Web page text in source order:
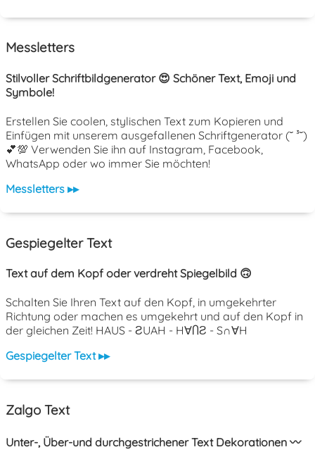
Messletters
Stilvoller Schriftbildgenerator 😍 Schöner Text, Emoji und
Symbole!
Erstellen Sie coolen, stylischen Text zum Kopieren und
Einfügen mit unserem ausgefallenen Schriftgenerator (˘ ³˘)
💕💯 Verwenden Sie ihn auf Instagram, Facebook,
WhatsApp oder wo immer Sie möchten!
Messletters ▸▸
Gespiegelter Text
Text auf dem Kopf oder verdreht Spiegelbild 🙃
Schalten Sie Ihren Text auf den Kopf, in umgekehrter
Richtung oder machen es umgekehrt und auf den Kopf in
der gleichen Zeit! HAUS - ƧUAH - H∀ႶƧ - S∩∀H
Gespiegelter Text ▸▸
Zalgo Text
Unter-, Über-und durchgestrichener Text Dekorationen 〰️